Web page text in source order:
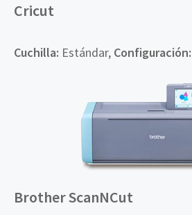
Cricut
Cuchilla: Estándar, Configuración:
Brother ScanNCut